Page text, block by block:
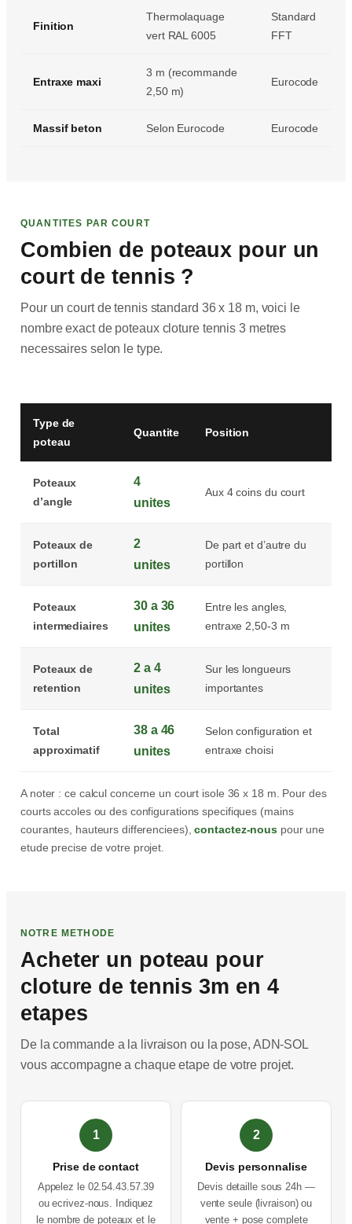
Finition
Thermolaquage
vert RAL 6005
Standard
FFT
Entraxe maxi
3 m (recommande
2,50 m)
Eurocode
Massif beton Selon Eurocode Eurocode
QUANTITES PAR COURT
Combien de poteaux pour un
court de tennis ?
Pour un court de tennis standard 36 x 18 m, voici le
nombre exact de poteaux cloture tennis 3 metres
necessaires selon le type.
Type de
poteau
Quantite Position
Poteaux
d’angle
4
unites
Aux 4 coins du court
Poteaux de
portillon
2
unites
De part et d’autre du
portillon
Poteaux
intermediaires
30 a 36
unites
Entre les angles,
entraxe 2,50-3 m
Poteaux de
retention
2 a 4
unites
Sur les longueurs
importantes
Total
approximatif
38 a 46
unites
Selon configuration et
entraxe choisi
A noter : ce calcul concerne un court isole 36 x 18 m. Pour des
courts accoles ou des configurations specifiques (mains
courantes, hauteurs differenciees),contactez-nous pour une
etude precise de votre projet.
NOTRE METHODE
Acheter un poteau pour
cloture de tennis 3m en 4
etapes
De la commande a la livraison ou la pose, ADN-SOL
vous accompagne a chaque etape de votre projet.
1
Prise de contact
Appelez le 02.54.43.57.39
ou ecrivez-nous. Indiquez
le nombre de poteaux et le
2
Devis personnalise
Devis detaille sous 24h —
vente seule (livraison) ou
vente + pose complete